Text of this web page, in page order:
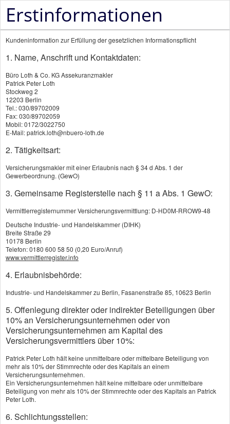
Zahnzusatzversicherung
Die Zahnzusatzversicherung macht
schöne Zähne bezahlbar
Schöne Zähne sind teuer. Hochwertigen
Zahnersatz zahlen Sie als Kassenpatient zum
großen Teil aus eigener Tasche. Die private
Zahnzusatzversicherung hilft, Ihre Kosten niedrig
zu halten. Bis zu 100 Prozent Ihres Eigenanteils
werden Ihnen je nach Anbieter und Tarif erstattet.
Je nach Vertrag leistet die Zahnzusatzversicherung
für Zahnersatz, Implantate, Keramikverblendungen
und Inlays. Hochwertige Tarife zahlen sogar
regelmäßige Zahnreinigung und Kieferorthopädie.
Welche Leistungen brauchen Sie?
Klären Sie vor Abschluss der
Zahnzusatzversicherung, welche Leistungen Sie
wirklich brauchen. Wer Wert auf festen Zahnersatz
Erstinformationen
Kundeninformation zur Erfüllung der gesetzlichen Informationspflicht
1. Name, Anschrift und Kontaktdaten:
Büro Loth & Co. KG Assekuranzmakler
Patrick Peter Loth
Stockweg 2
12203 Berlin
Tel.: 030/89702009
Fax: 030/89702059
Mobil: 0172/3022750
E-Mail: patrick.loth@nbuero-loth.de
2. Tätigkeitsart:
Versicherungsmakler mit einer Erlaubnis nach § 34 d Abs. 1 der
Gewerbeordnung. (GewO)
3. Gemeinsame Registerstelle nach § 11 a Abs. 1 GewO:
Vermittlerregisternummer Versicherungsvermittlung: D-HD0M-RROW9-48
Deutsche Industrie- und Handelskammer (DIHK)
Breite Straße 29
10178 Berlin
Telefon: 0180 600 58 50 (0,20 Euro/Anruf)
www.vermittlerregister.info
4. Erlaubnisbehörde:
Industrie- und Handelskammer zu Berlin, Fasanenstraße 85, 10623 Berlin
5. Offenlegung direkter oder indirekter Beteiligungen über
10% an Versicherungsunternehmen oder von
Versicherungsunternehmen am Kapital des
Versicherungsvermittlers über 10%:
Patrick Peter Loth hält keine unmittelbare oder mittelbare Beteiligung von
mehr als 10% der Stimmrechte oder des Kapitals an einem
Versicherungsunternehmen.
Ein Versicherungsunternehmen hält keine mittelbare oder unmittelbare
Beteiligung von mehr als 10% der Stimmrechte oder des Kapitals an Patrick
Peter Loth.
6. Schlichtungsstellen: